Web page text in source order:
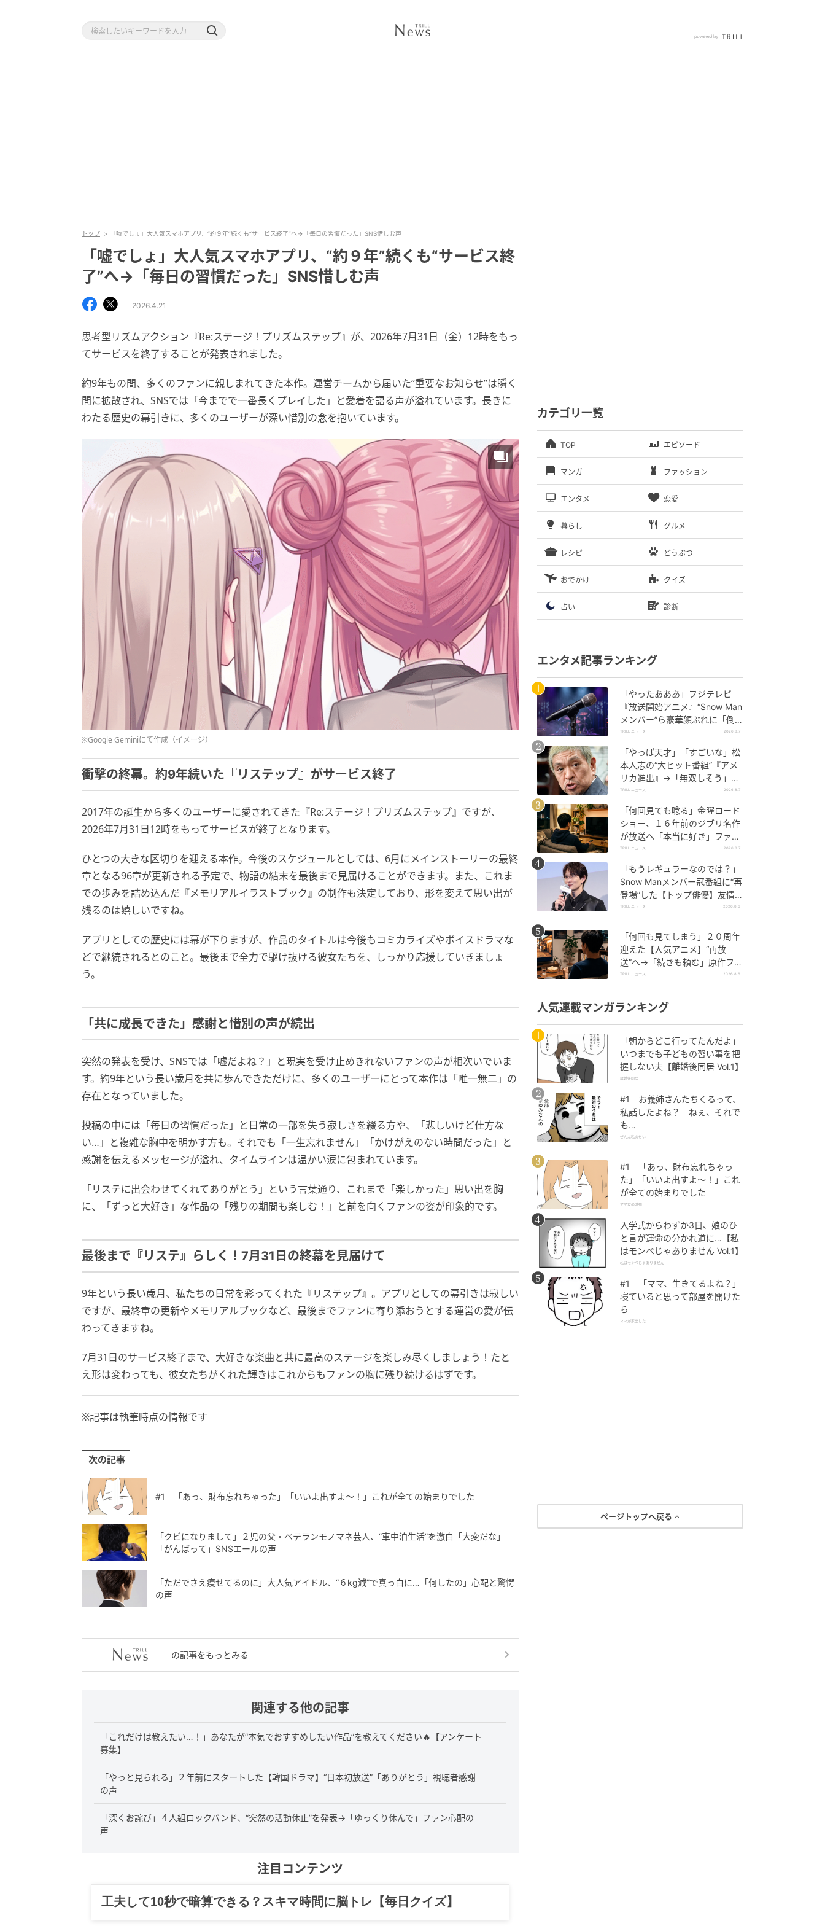
トップ 「嘘でしょ」大人気スマホアプリ、“約９年”続くも“サービス終了”へ→「毎日の習慣だった」SNS惜しむ声
「嘘でしょ」大人気スマホアプリ、“約９年”続くも“サービス終
了”へ→「毎日の習慣だった」SNS惜しむ声
2026.4.21
思考型リズムアクション『Re:ステージ！プリズムステップ』が、2026年7月31日（金）12時をもっ
てサービスを終了することが発表されました。
約9年もの間、多くのファンに親しまれてきた本作。運営チームから届いた“重要なお知らせ”は瞬く
間に拡散され、SNSでは「今までで一番長くプレイした」と愛着を語る声が溢れています。長きに
わたる歴史の幕引きに、多くのユーザーが深い惜別の念を抱いています。
※Google Geminiにて作成（イメージ）
衝撃の終幕。約9年続いた『リステップ』がサービス終了
2017年の誕生から多くのユーザーに愛されてきた『Re:ステージ！プリズムステップ』ですが、
2026年7月31日12時をもってサービスが終了となります。
ひとつの大きな区切りを迎える本作。今後のスケジュールとしては、6月にメインストーリーの最終
章となる96章が更新される予定で、物語の結末を最後まで見届けることができます。また、これま
での歩みを詰め込んだ『メモリアルイラストブック』の制作も決定しており、形を変えて思い出が
残るのは嬉しいですね。
アプリとしての歴史には幕が下りますが、作品のタイトルは今後もコミカライズやボイスドラマな
どで継続されるとのこと。最後まで全力で駆け抜ける彼女たちを、しっかり応援していきましょ
う。
「共に成長できた」感謝と惜別の声が続出
突然の発表を受け、SNSでは「嘘だよね？」と現実を受け止めきれないファンの声が相次いでいま
す。約9年という長い歳月を共に歩んできただけに、多くのユーザーにとって本作は「唯一無二」の
存在となっていました。
投稿の中には「毎日の習慣だった」と日常の一部を失う寂しさを綴る方や、「悲しいけど仕方な
い…」と複雑な胸中を明かす方も。それでも「一生忘れません」「かけがえのない時間だった」と
感謝を伝えるメッセージが溢れ、タイムラインは温かい涙に包まれています。
「リステに出会わせてくれてありがとう」という言葉通り、これまで「楽しかった」思い出を胸
に、「ずっと大好き」な作品の「残りの期間も楽しむ！」と前を向くファンの姿が印象的です。
最後まで『リステ』らしく！7月31日の終幕を見届けて
9年という長い歳月、私たちの日常を彩ってくれた『リステップ』。アプリとしての幕引きは寂しい
ですが、最終章の更新やメモリアルブックなど、最後までファンに寄り添おうとする運営の愛が伝
わってきますね。
7月31日のサービス終了まで、大好きな楽曲と共に最高のステージを楽しみ尽くしましょう！たと
え形は変わっても、彼女たちがくれた輝きはこれからもファンの胸に残り続けるはずです。
※記事は執筆時点の情報です
次の記事
#1 「あっ、財布忘れちゃった」「いいよ出すよ〜！」これが全ての始まりでした
「クビになりまして」２児の父・ベテランモノマネ芸人、“車中泊生活”を激白「大変だな」
「がんばって」SNSエールの声
「ただでさえ痩せてるのに」大人気アイドル、“６kg減”で真っ白に…「何したの」心配と驚愕
の声
の記事をもっとみる
関連する他の記事
「これだけは教えたい…！」あなたが“本気でおすすめしたい作品”を教えてください🔥【アンケート
募集】
「やっと見られる」２年前にスタートした【韓国ドラマ】“日本初放送”「ありがとう」視聴者感謝
の声
「深くお詫び」４人組ロックバンド、“突然の活動休止”を発表→「ゆっくり休んで」ファン心配の
声
注目コンテンツ
グルメ、ギャグ、子育て、旅行記……全部、読めます。
カテゴリ一覧
TOP エピソード
マンガ ファッション
エンタメ 恋愛
暮らし グルメ
レシピ どうぶつ
おでかけ クイズ
占い 診断
エンタメ記事ランキング
「やったあああ」フジテレビ
『放送開始アニメ』“Snow Man
メンバー”ら豪華顔ぶれに「倒れ
そう」SNS大揺れ
TRILL ニュース 2026.8.7
「やっぱ天才」「すごいな」松
本人志の“大ヒット番組”『アメ
リカ進出』→「無双しそう」視
聴者反響続々
TRILL ニュース 2026.8.7
「何回見ても唸る」金曜ロード
ショー、１６年前のジブリ名作
が放送へ「本当に好き」ファン
しみじみ
TRILL ニュース 2026.8.7
「もうレギュラーなのでは？」
Snow Manメンバー冠番組に“再
登場”した【トップ俳優】友情出
演に視聴者驚き
TRILL ニュース 2026.8.6
「何回も見てしまう」２０周年
迎えた【人気アニメ】“再放
送”へ→「続きも頼む」原作ファ
ン懇願
TRILL ニュース 2026.8.6
人気連載マンガランキング
「朝からどこ行ってたんだよ」
いつまでも子どもの習い事を把
握しない夫【離婚後同居 Vol.1】
離婚後同居
#1 お義姉さんたちくるって、
私話したよね？ ねぇ、それで
も…
ぜんぶ私のせい
#1 「あっ、財布忘れちゃっ
た」「いいよ出すよ〜！」これ
が全ての始まりでした
ママ友の財布
入学式からわずか3日、娘のひ
と言が運命の分かれ道に…【私
はモンペじゃありません Vol.1】
私はモンペじゃありません
#1 「ママ、生きてるよね？」
寝ていると思って部屋を開けた
ら
ママが家出した
ページトップへ戻る